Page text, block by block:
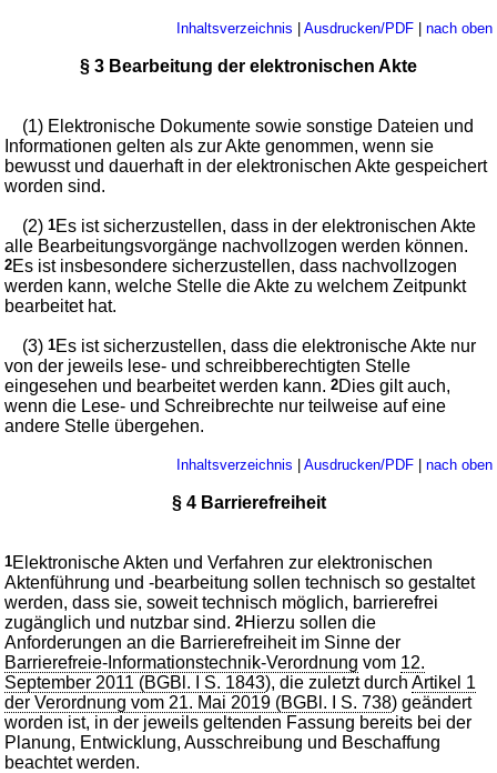
Inhaltsverzeichnis | Ausdrucken/PDF| nach oben
§ 3 Bearbeitung der elektronischen Akte
(1) Elektronische Dokumente sowie sonstige Dateien und
Informationen gelten als zur Akte genommen, wenn sie
bewusst und dauerhaft in der elektronischen Akte gespeichert
worden sind.
(2)1Es ist sicherzustellen, dass in der elektronischen Akte
alle Bearbeitungsvorgänge nachvollzogen werden können.
2Es ist insbesondere sicherzustellen, dass nachvollzogen
werden kann, welche Stelle die Akte zu welchem Zeitpunkt
bearbeitet hat.
(3)1Es ist sicherzustellen, dass die elektronische Akte nur
von der jeweils lese- und schreibberechtigten Stelle
eingesehen und bearbeitet werden kann.2Dies gilt auch,
wenn die Lese- und Schreibrechte nur teilweise auf eine
andere Stelle übergehen.
Inhaltsverzeichnis | Ausdrucken/PDF| nach oben
§ 4 Barrierefreiheit
1Elektronische Akten und Verfahren zur elektronischen
Aktenführung und -bearbeitung sollen technisch so gestaltet
werden, dass sie, soweit technisch möglich, barrierefrei
zugänglich und nutzbar sind.2Hierzu sollen die
Anforderungen an die Barrierefreiheit im Sinne der
Barrierefreie-Informationstechnik-Verordnung vom 12.
September 2011 (BGBl. I S. 1843), die zuletzt durchArtikel 1
der Verordnung vom 21. Mai 2019 (BGBl. I S. 738) geändert
worden ist, in der jeweils geltenden Fassung bereits bei der
Planung, Entwicklung, Ausschreibung und Beschaffung
beachtet werden.